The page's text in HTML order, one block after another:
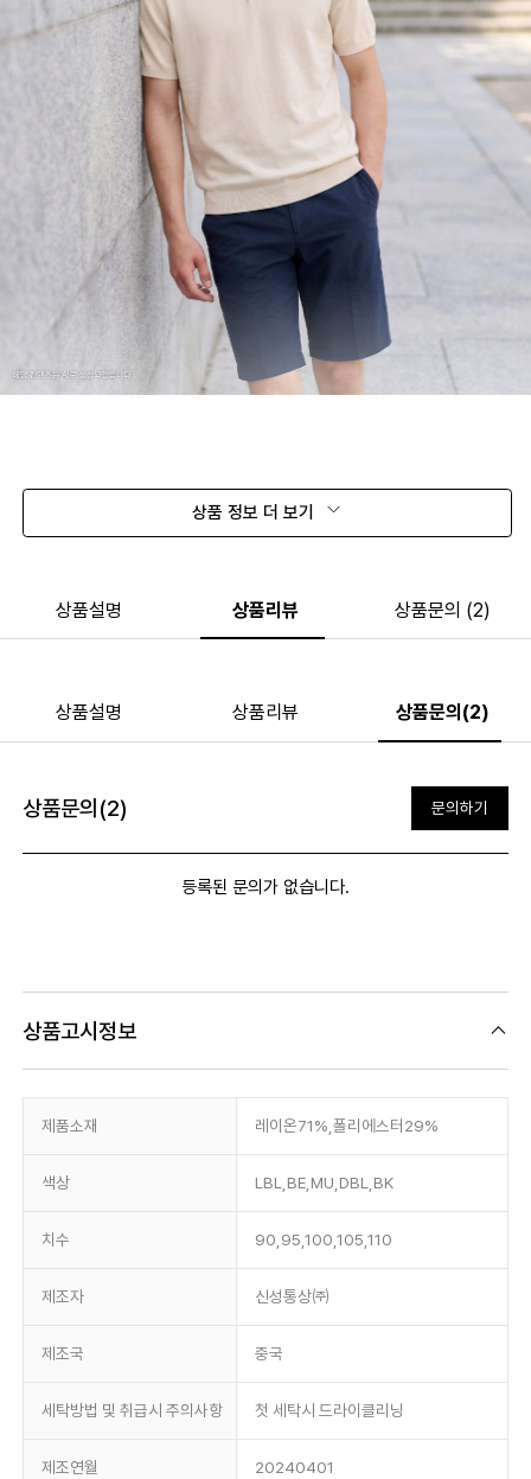
상품 정보 더 보기
상품설명 상품리뷰 상품문의 (2)
상품설명 상품리뷰 상품문의(2)
상품문의(2) 문의하기
등록된 문의가 없습니다.
상품고시정보
제품소재 레이온71%,폴리에스터29%
색상 LBL,BE,MU,DBL,BK
치수 90,95,100,105,110
제조자 신성통상㈜
제조국 중국
세탁방법 및 취급시 주의사항 첫 세탁시 드라이클리닝
제조연월 20240401